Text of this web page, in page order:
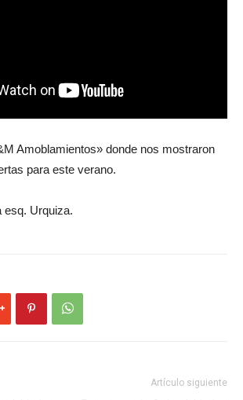
Amoblamientos» donde nos mostraron
para este verano.
esq. Urquiza.
Artículo siguiente